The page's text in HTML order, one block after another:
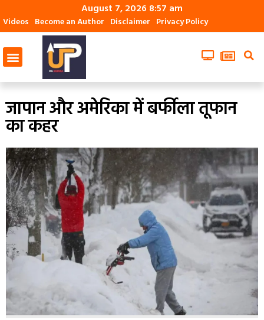
August 7, 2026 8:57 am
Videos Become an Author Disclaimer Privacy Policy
जापान और अमेरिका में बर्फीला तूफान
का कहर